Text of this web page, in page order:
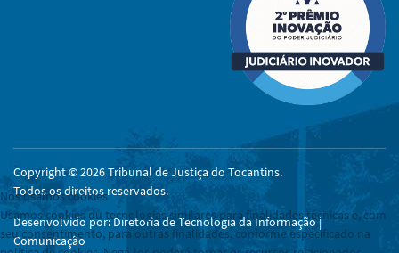
Copyright © 2026 Tribunal de Justiça do Tocantins.
Todos os direitos reservados.
Desenvolvido por: Diretoria de Tecnologia da Informação |
Comunicação
Nós usamos cookies
Usamos cookies ou tecnologias similares para finalidades técnicas e, com
seu consentimento, para outras finalidades, conforme especificado na